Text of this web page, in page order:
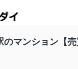
のマンション【